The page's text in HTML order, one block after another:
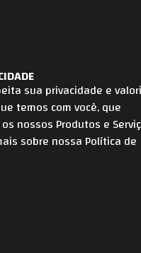
sua privacidade e
temos com você, que
nossos Produtos e
sobre nossa Política de